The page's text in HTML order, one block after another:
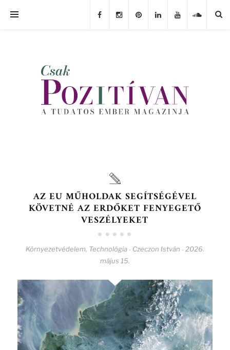
AZ EU MŰHOLDAK SEGÍTSÉGÉVEL
KÖVETNÉ AZ ERDŐKET FENYEGETŐ
VESZÉLYEKET
Környezetvédelem, Technológia - Czeczon István - 2026.
május 15.